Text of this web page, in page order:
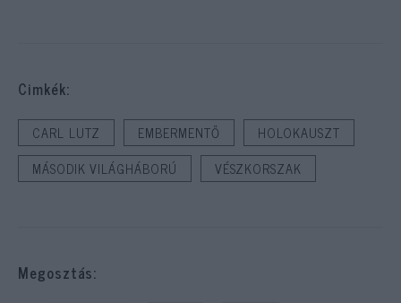
Cimkék:
CARL LUTZ EMBERMENTŐ
HOLOKAUSZT
MÁSODIK VILÁGHÁBORÚ
VÉSZKORSZAK
Megosztás: